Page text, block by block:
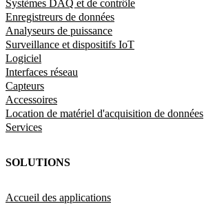
Systèmes DAQ et de contrôle
Enregistreurs de données
Analyseurs de puissance
Surveillance et dispositifs IoT
Logiciel
Interfaces réseau
Capteurs
Accessoires
Location de matériel d'acquisition de données
Services
SOLUTIONS
Accueil des applications